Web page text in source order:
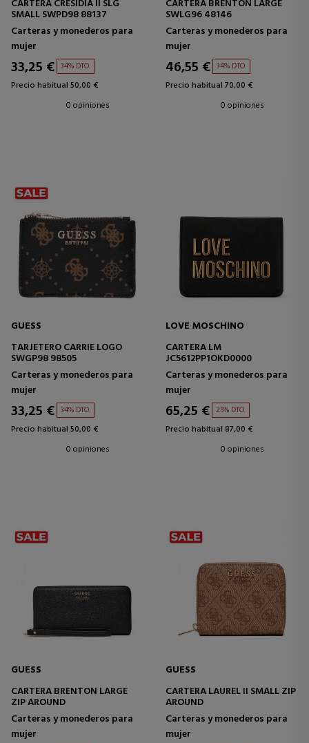
CARTERA CRESIDIA II SLG
SMALL SWPD98 88137
Carteras y monederos para
mujer
33,25 € 34% DTO.
Precio habitual 50,00 €
0 opiniones
CARTERA BRENTON LARGE
SWLG96 48146
Carteras y monederos para
mujer
46,55 € 34% DTO.
Precio habitual 70,00 €
0 opiniones
GUESS
TARJETERO CARRIE LOGO
SWGP98 98505
Carteras y monederos para
mujer
33,25 € 34% DTO.
Precio habitual 50,00 €
0 opiniones
LOVE MOSCHINO
CARTERA LM
JC5612PP1OKD0000
Carteras y monederos para
mujer
65,25 € 25% DTO.
Precio habitual 87,00 €
0 opiniones
GUESS
CARTERA BRENTON LARGE
ZIP AROUND
Carteras y monederos para
mujer
GUESS
CARTERA LAUREL II SMALL ZIP
AROUND
Carteras y monederos para
mujer